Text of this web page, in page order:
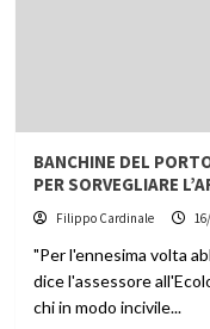
BANCHINE DEL
PER SORVEGLIARE
Filippo Cardinale
"Per l'ennesima volta
dice l'assessore
chi in modo incivile...